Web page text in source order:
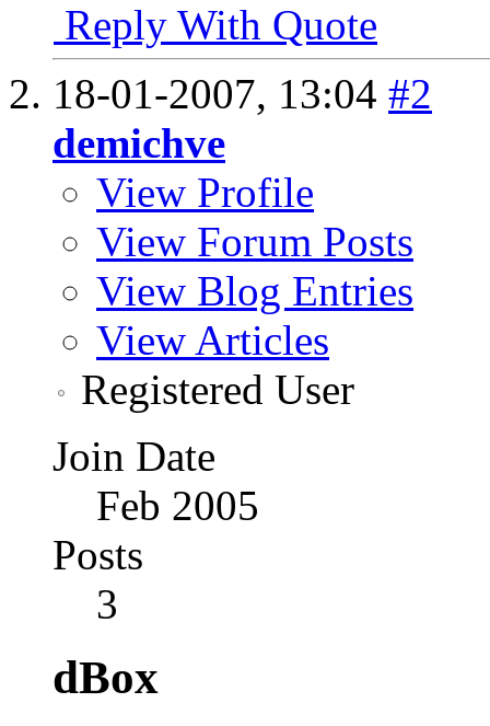
Reply With Quote
18-01-2007, 13:04 #2
demichve
View Profile
View Forum Posts
View Blog Entries
View Articles
Registered User
Join Date
Feb 2005
Posts
3
dBox